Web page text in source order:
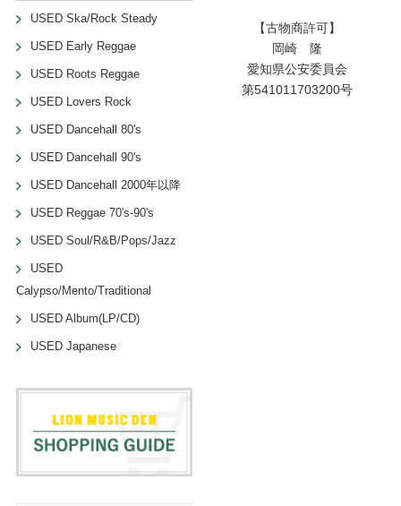
USED Ska/Rock Steady
USED Early Reggae
USED Roots Reggae
USED Lovers Rock
USED Dancehall 80's
USED Dancehall 90's
USED Dancehall 2000年以降
USED Reggae 70's-90's
USED Soul/R&B/Pops/Jazz
USED
Calypso/Mento/Traditional
USED Album(LP/CD)
USED Japanese
【古物商許可】
岡崎 隆
愛知県公安委員会
第541011703200号